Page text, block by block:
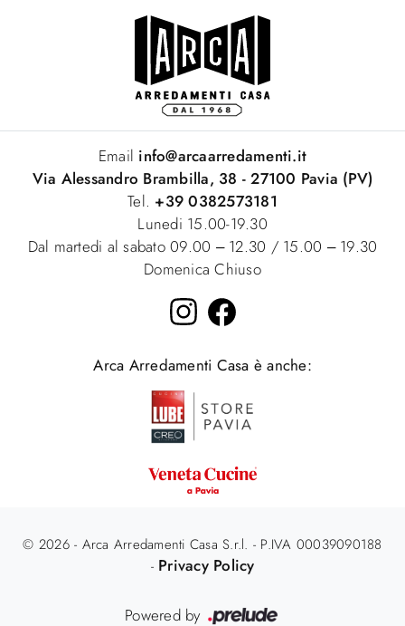
Email info@arcaarredamenti.it
Via Alessandro Brambilla, 38 - 27100 Pavia (PV)
Tel. +39 0382573181
Lunedi 15.00-19.30
Dal martedi al sabato 09.00 – 12.30 / 15.00 – 19.30
Domenica Chiuso
Arca Arredamenti Casa è anche:
© 2026 - Arca Arredamenti Casa S.r.l. - P.IVA 00039090188
- Privacy Policy
Powered by